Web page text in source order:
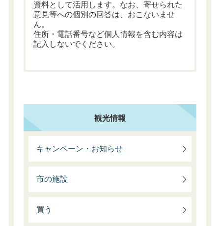
資料として活用します。なお、寄せられた
意見等への個別の回答は、おこないませ
ん。
住所・電話番号など個人情報を含む内容は
記入しないでください。
観光情報
キャンペーン・お知らせ
市の施設
買う